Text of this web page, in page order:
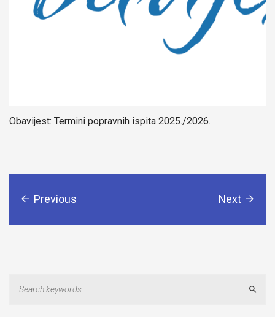
Obavijest: Termini popravnih ispita 2025./2026.
Previous Next